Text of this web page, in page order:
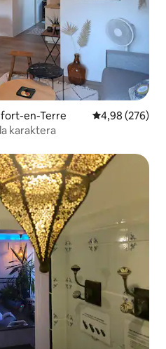
en-Terre Prosječna
4,98 (276)
karaktera